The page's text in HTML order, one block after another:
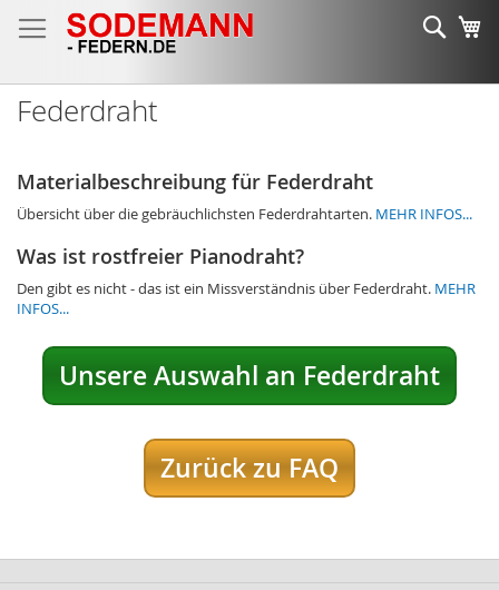
Inhalt
springen
Federdraht
Materialbeschreibung für Federdraht
Übersicht über die gebräuchlichsten Federdrahtarten. MEHR INFOS...
Was ist rostfreier Pianodraht?
Den gibt es nicht - das ist ein Missverständnis über Federdraht. MEHR
INFOS...
Unsere Auswahl an Federdraht
Zurück zu FAQ